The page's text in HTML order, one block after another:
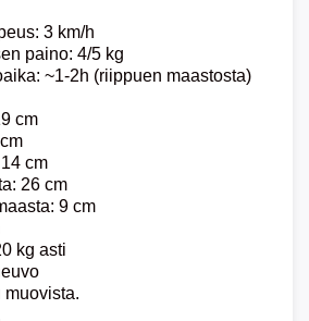
3 km/h
paino: 4/5 kg
~1-2h (riippuen maastosta)
cm
cm
26 cm
9 cm
kg asti
muovista.